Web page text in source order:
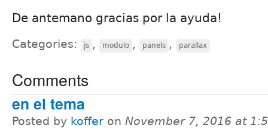
De antemano gracias por la ayuda!
Categories: js , modulo , panels , parallax
Comments
en el tema
Posted by koffer on November 7, 2016 at